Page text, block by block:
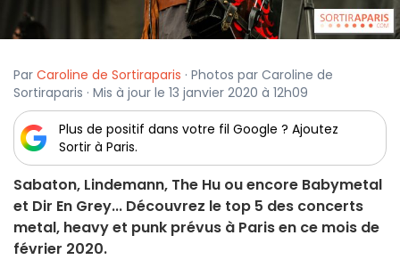
Par Caroline de Sortiraparis · Photos par Caroline de
Sortiraparis · Mis à jour le 13 janvier 2020 à 12h09
Plus de positif dans votre fil Google ? Ajoutez
Sortir à Paris.
Sabaton, Lindemann, The Hu ou encore Babymetal
et Dir En Grey... Découvrez le top 5 des concerts
metal, heavy et punk prévus à Paris en ce mois de
février 2020.